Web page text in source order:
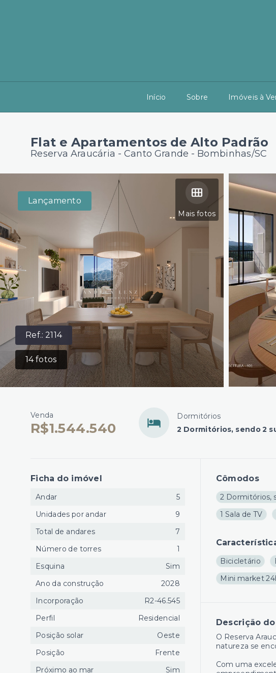
Início Sobre Imóveis à
Flat e Apartamentos de Alto Padrão
Reserva Araucária - Canto Grande - Bombinhas/SC
Ref.: 2114
14fotos
Mais fotos
Lançamento
Venda
R$1.544.540
Dormitórios
2 Dormitórios, sendo 2
Cômodos
2 Dormitórios,
1 Sala de TV
Bicicletário
Mini market
Descrição
O Reserva
natureza se
Com uma
Ficha do imóvel
Andar
5
Unidades por andar
9
Total de andares
7
Número de torres
1
Esquina
Sim
Ano da construção
2028
Incorporação
R2-46.545
Perfil
Residencial
Posição solar
Oeste
Posição
Frente
Próximo ao mar
Sim